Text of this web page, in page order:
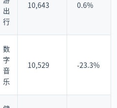
出
行
10,643 0.6%
数
字
音
乐
10,529 -23.3%